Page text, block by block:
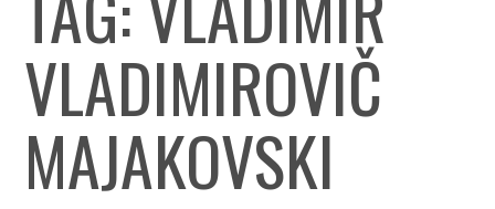
VLADIMIROVIČ
MAJAKOVSKI